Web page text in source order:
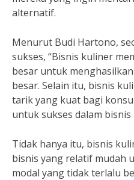
alternatif.
Menurut Budi Hartono,
sukses, “Bisnis kuliner
besar untuk
besar. Selain itu, bisnis
tarik yang kuat bagi
untuk sukses dalam
Tidak hanya itu, bisnis
bisnis yang relatif mudah
modal yang tidak terlalu